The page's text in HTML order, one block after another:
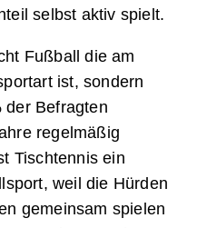
selbst aktiv spielt.
Fußball die am
ist, sondern
der Befragten
regelmäßig
Tischtennis ein
weil die Hürden
gemeinsam spielen